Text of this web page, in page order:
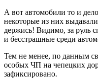
А вот автомобили то и
некоторые из них
держись! Видимо, за руль
и бесстрашные среди
Тем не менее, по данным
особых ЧП на чепецких
зафиксировано.